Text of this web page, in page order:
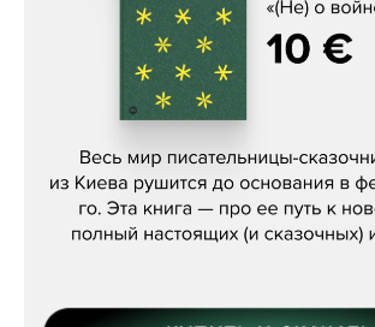
Женя Бережная, «(Не) о